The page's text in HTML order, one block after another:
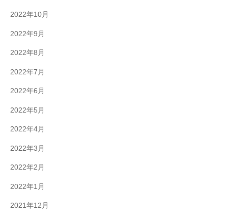
2022年10月
2022年9月
2022年8月
2022年7月
2022年6月
2022年5月
2022年4月
2022年3月
2022年2月
2022年1月
2021年12月